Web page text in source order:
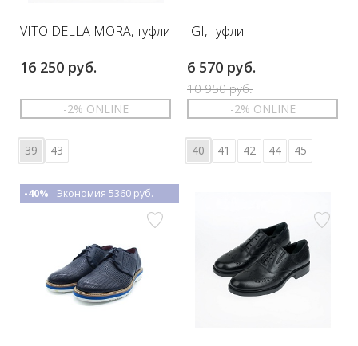
VITO DELLA MORA, туфли
16 250 руб.
-2% ONLINE
39 43
IGI, туфли
6 570 руб.
10 950 руб.
-2% ONLINE
40 41 42 44 45
-40% Экономия 5360 руб.